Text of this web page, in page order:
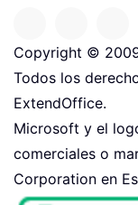
Copyright ©
Todos los
ExtendOffice.
Microsoft y el
comerciales o
Corporation en